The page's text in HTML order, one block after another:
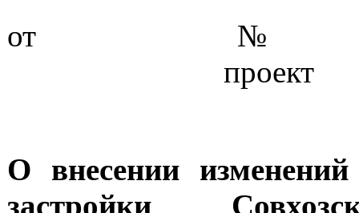
проект
О внесении
застройки